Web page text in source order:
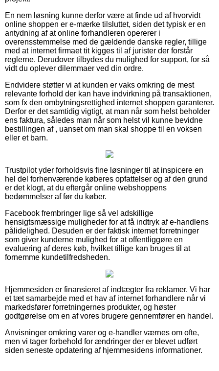
En nem løsning kunne derfor være at finde ud af hvorvidt
online shoppen er e-mærke tilsluttet, siden det typisk er en
antydning af at online forhandleren opererer i
overensstemmelse med de gældende danske regler, tillige
med at internet firmaet tit kigges til af jurister der forstår
reglerne. Derudover tilbydes du mulighed for support, for så
vidt du oplever dilemmaer ved din ordre.
Endvidere støtter vi at kunden er vaks omkring de mest
relevante forhold der kan have indvirkning på transaktionen,
som fx den ombytningsrettighed internet shoppen garanterer.
Derfor er det samtidig vigtigt, at man når som helst beholder
ens faktura, således man når som helst vil kunne bevidne
bestillingen af , uanset om man skal shoppe til en voksen
eller et barn.
Trustpilot yder forholdsvis fine løsninger til at inspicere en
hel del forhenværende køberes opfattelser og af den grund
er det klogt, at du eftergår online webshoppens
bedømmelser af før du køber.
Facebook frembringer lige så vel adskillige
hensigtsmæssige muligheder for at få indtryk af e-handlens
pålidelighed. Desuden er der faktisk internet forretninger
som giver kunderne mulighed for at offentliggøre en
evaluering af deres køb, hvilket tillige kan bruges til at
fornemme kundetilfredsheden.
Hjemmesiden er finansieret af indtægter fra reklamer. Vi har
et tæt samarbejde med et hav af internet forhandlere når vi
markedsfører forretningernes produkter, og høster
godtgørelse om en af vores brugere gennemfører en handel.
Anvisninger omkring varer og e-handler værnes om ofte,
men vi tager forbehold for ændringer der er blevet udført
siden seneste opdatering af hjemmesidens informationer.